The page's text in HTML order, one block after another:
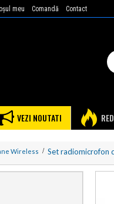
meu Comandă Contact
VEZI NOUTATI
Wireless Set radiomicrofon